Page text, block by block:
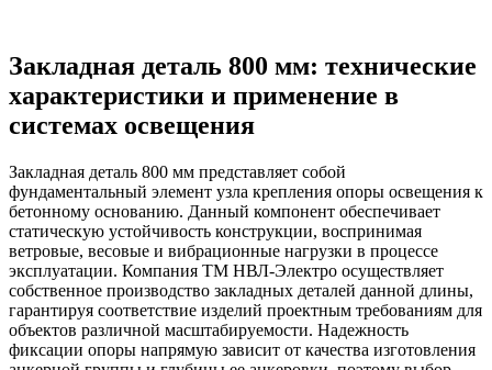
Закладная деталь 800 мм: технические
характеристики и применение в
системах освещения
Закладная деталь 800 мм представляет собой
фундаментальный элемент узла крепления опоры освещения к
бетонному основанию. Данный компонент обеспечивает
статическую устойчивость конструкции, воспринимая
ветровые, весовые и вибрационные нагрузки в процессе
эксплуатации. Компания ТМ НВЛ-Электро осуществляет
собственное производство закладных деталей данной длины,
гарантируя соответствие изделий проектным требованиям для
объектов различной масштабируемости. Надежность
фиксации опоры напрямую зависит от качества изготовления